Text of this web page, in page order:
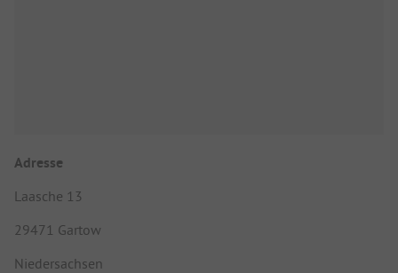
Adresse
Laasche 13
29471 Gartow
Niedersachsen